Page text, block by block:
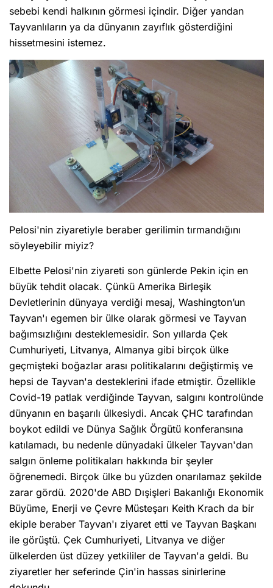
sebebi kendi halkının görmesi içindir. Diğer yandan
Tayvanlıların ya da dünyanın zayıflık gösterdiğini
hissetmesini istemez.
Pelosi'nin ziyaretiyle beraber gerilimin tırmandığını
söyleyebilir miyiz?
Elbette Pelosi'nin ziyareti son günlerde Pekin için en
büyük tehdit olacak. Çünkü Amerika Birleşik
Devletlerinin dünyaya verdiği mesaj, Washington’un
Tayvan'ı egemen bir ülke olarak görmesi ve Tayvan
bağımsızlığını desteklemesidir. Son yıllarda Çek
Cumhuriyeti, Litvanya, Almanya gibi birçok ülke
geçmişteki boğazlar arası politikalarını değiştirmiş ve
hepsi de Tayvan'a desteklerini ifade etmiştir. Özellikle
Covid-19 patlak verdiğinde Tayvan, salgını kontrolünde
dünyanın en başarılı ülkesiydi. Ancak ÇHC tarafından
boykot edildi ve Dünya Sağlık Örgütü konferansına
katılamadı, bu nedenle dünyadaki ülkeler Tayvan'dan
salgın önleme politikaları hakkında bir şeyler
öğrenemedi. Birçok ülke bu yüzden onarılamaz şekilde
zarar gördü. 2020'de ABD Dışişleri Bakanlığı Ekonomik
Büyüme, Enerji ve Çevre Müsteşarı Keith Krach da bir
ekiple beraber Tayvan'ı ziyaret etti ve Tayvan Başkanı
ile görüştü. Çek Cumhuriyeti, Litvanya ve diğer
ülkelerden üst düzey yetkililer de Tayvan'a geldi. Bu
ziyaretler her seferinde Çin'in hassas sinirlerine